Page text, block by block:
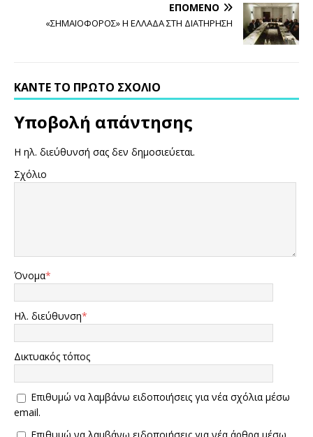
ΕΠΌΜΕΝΟ
«ΣΗΜΑΙΟΦΟΡΟΣ» Η ΕΛΛΑΔΑ ΣΤΗ ΔΙΑΤΗΡΗΣΗ
ΚΆΝΤΕ ΤΟ ΠΡΏΤΟ ΣΧΌΛΙΟ
Υποβολή απάντησης
Η ηλ. διεύθυνσή σας δεν δημοσιεύεται.
Σχόλιο
Όνομα*
Ηλ. διεύθυνση*
Δικτυακός τόπος
Επιθυμώ να λαμβάνω ειδοποιήσεις για νέα σχόλια μέσω
email.